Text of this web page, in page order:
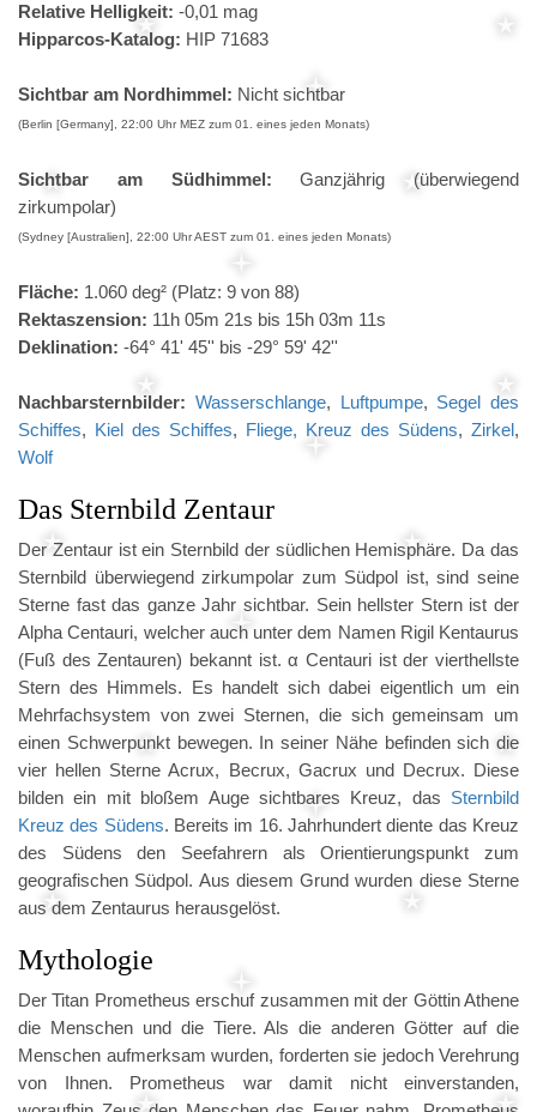
Relative Helligkeit: -0,01 mag
Hipparcos-Katalog: HIP 71683
Sichtbar am Nordhimmel: Nicht sichtbar
(Berlin [Germany], 22:00 Uhr MEZ zum 01. eines jeden Monats)
Sichtbar am Südhimmel: Ganzjährig (überwiegend
zirkumpolar)
(Sydney [Australien], 22:00 Uhr AEST zum 01. eines jeden Monats)
Fläche: 1.060 deg² (Platz: 9 von 88)
Rektaszension: 11h 05m 21s bis 15h 03m 11s
Deklination: -64° 41' 45'' bis -29° 59' 42''
Nachbarsternbilder: Wasserschlange, Luftpumpe, Segel des
Schiffes, Kiel des Schiffes, Fliege, Kreuz des Südens, Zirkel,
Wolf
Das Sternbild Zentaur
Der Zentaur ist ein Sternbild der südlichen Hemisphäre. Da das
Sternbild überwiegend zirkumpolar zum Südpol ist, sind seine
Sterne fast das ganze Jahr sichtbar. Sein hellster Stern ist der
Alpha Centauri, welcher auch unter dem Namen Rigil Kentaurus
(Fuß des Zentauren) bekannt ist. α Centauri ist der vierthellste
Stern des Himmels. Es handelt sich dabei eigentlich um ein
Mehrfachsystem von zwei Sternen, die sich gemeinsam um
einen Schwerpunkt bewegen. In seiner Nähe befinden sich die
vier hellen Sterne Acrux, Becrux, Gacrux und Decrux. Diese
bilden ein mit bloßem Auge sichtbares Kreuz, das Sternbild
Kreuz des Südens. Bereits im 16. Jahrhundert diente das Kreuz
des Südens den Seefahrern als Orientierungspunkt zum
geografischen Südpol. Aus diesem Grund wurden diese Sterne
aus dem Zentaurus herausgelöst.
Mythologie
Der Titan Prometheus erschuf zusammen mit der Göttin Athene
die Menschen und die Tiere. Als die anderen Götter auf die
Menschen aufmerksam wurden, forderten sie jedoch Verehrung
von Ihnen. Prometheus war damit nicht einverstanden,